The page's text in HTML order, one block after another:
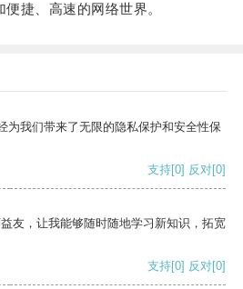
捷、高速的网络世界。
为我们带来了无限的隐私保护和安全性保
支持[0] 反对[0]
友，让我能够随时随地学习新知识，拓宽
支持[0] 反对[0]